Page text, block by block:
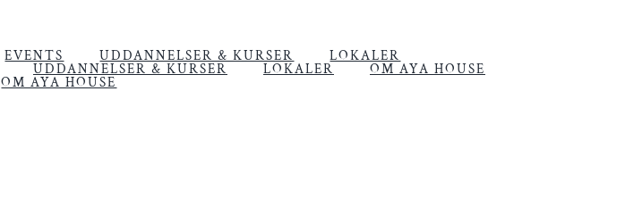
EVENTS UDDANNELSER & KURSER
LOKALER
OM AYA HOUSE
UDDANNELSER & KURSER LOKALER OM AYA HOUSE